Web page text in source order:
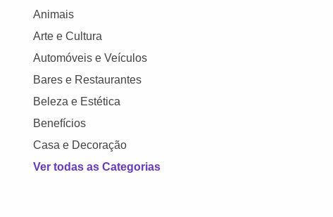
Animais
Arte e Cultura
Automóveis e Veículos
Bares e Restaurantes
Beleza e Estética
Benefícios
Casa e Decoração
Ver todas as Categorias